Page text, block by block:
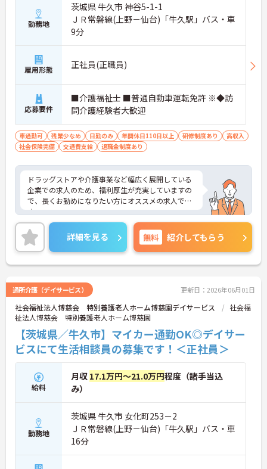
勤務地
茨城県 牛久市 神谷5-1-1
ＪＲ常磐線(上野－仙台)「牛久駅」バス・車
9分
雇用形態 正社員(正職員)
応募要件
■介護福祉士 ■普通自動車運転免許 ※◆訪
問介護経験者大歓迎
車通勤可 残業少なめ 日勤のみ 年間休日110日以上 研修制度あり
高収入
社会保険完備
交通費支給 退職金制度あり
ドラッグストアや介護事業など幅広く展開している
企業での求人のため、福利厚生が充実していますの
で、長くお勤めになりたい方にオススメの求人で
す。
ご興味のある方は面接のポイントなどをお話しいた
します。
詳細を見る 無料 紹介してもらう
通所介護（デイサービス） 更新日：2026年06月01日
社会福祉法人博慈会 特別養護老人ホーム博慈園デイサービス
社会福
祉法人博慈会 特別養護老人ホーム博慈園
【茨城県／牛久市】マイカー通勤OK◎デイサー
ビスにて生活相談員の募集です！＜正社員＞
給料
月収 17.1万円～21.0万円程度（諸手当込
み）
勤務地
茨城県 牛久市 女化町253－2
ＪＲ常磐線(上野－仙台)「牛久駅」バス・車
16分